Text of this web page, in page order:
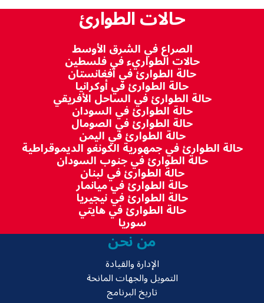
حالات الطوارئ
الصراع في الشرق الأوسط
حالات الطواريء في فلسطين
حالة الطوارئ في أفغانستان
حالة الطوارئ في أوكرانيا
حالة الطوارئ في الساحل الأفريقي
حالة الطوارئ في السودان
حالة الطوارئ في الصومال
حالة الطوارئ في اليمن
حالة الطوارئ في جمهورية الكونغو الديموقراطية
حالة الطوارئ في جنوب السودان
حالة الطوارئ في لبنان
حالة الطوارئ في ميانمار
حالة الطوارئ في نيجيريا
حالة الطوارئ في هايتي
سوريا
من نحن
الإدارة والقيادة
التمويل والجهات المانحة
تاريخ البرنامج